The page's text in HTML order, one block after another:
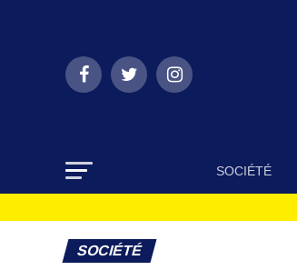
SOCIÉTÉ
SOCIÉTÉ